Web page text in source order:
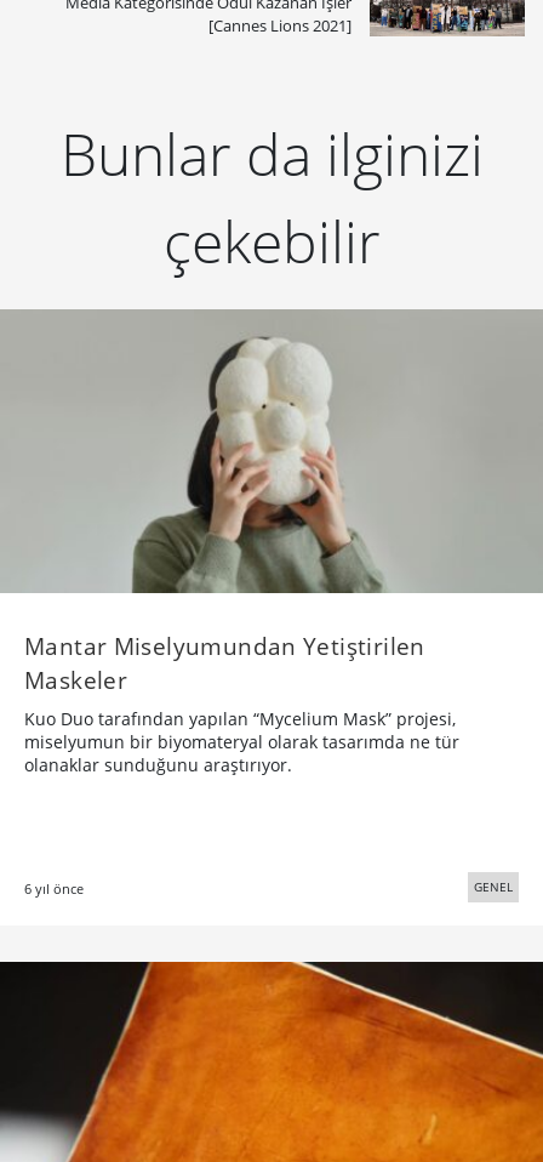
[Cannes Lions 2021]
Bunlar da ilginizi
çekebilir
Mantar Miselyumundan Yetiştirilen
Maskeler
Kuo Duo tarafından yapılan “Mycelium Mask” projesi,
miselyumun bir biyomateryal olarak tasarımda ne tür
olanaklar sunduğunu araştırıyor.
6 yıl önce GENEL